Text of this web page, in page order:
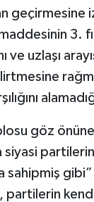
geçirmesine
3.
uzlaşı
göz önüne
siyasi
gibi”
partilerin